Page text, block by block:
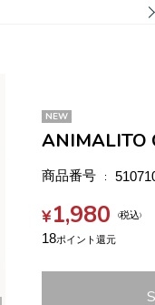
NEW
ANIMALITO
商品番号
¥1,980 税込
18